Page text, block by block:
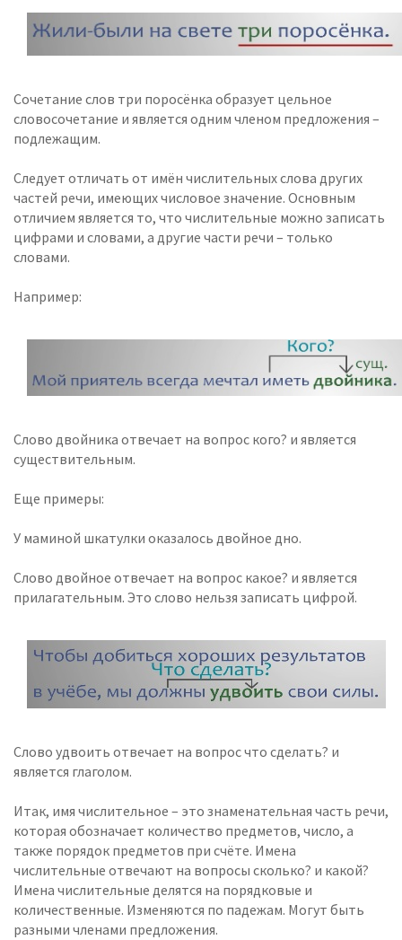
Сочетание слов три поросёнка образует цельное
словосочетание и является одним членом предложения –
подлежащим.
Следует отличать от имён числительных слова других
частей речи, имеющих числовое значение. Основным
отличием является то, что числительные можно записать
цифрами и словами, а другие части речи – только
словами.
Например:
Слово двойника отвечает на вопрос кого? и является
существительным.
Еще примеры:
У маминой шкатулки оказалось двойное дно.
Слово двойное отвечает на вопрос какое? и является
прилагательным. Это слово нельзя записать цифрой.
Слово удвоить отвечает на вопрос что сделать? и
является глаголом.
Итак, имя числительное – это знаменательная часть речи,
которая обозначает количество предметов, число, а
также порядок предметов при счёте. Имена
числительные отвечают на вопросы сколько? и какой?
Имена числительные делятся на порядковые и
количественные. Изменяются по падежам. Могут быть
разными членами предложения.